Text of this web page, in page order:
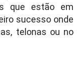
que estão em
sucesso onde
telonas ou no